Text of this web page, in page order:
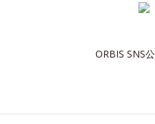
ORBIS SNS